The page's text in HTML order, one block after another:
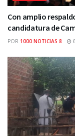
Con amplio
candidatura de
POR 1000 NOTICIAS 8